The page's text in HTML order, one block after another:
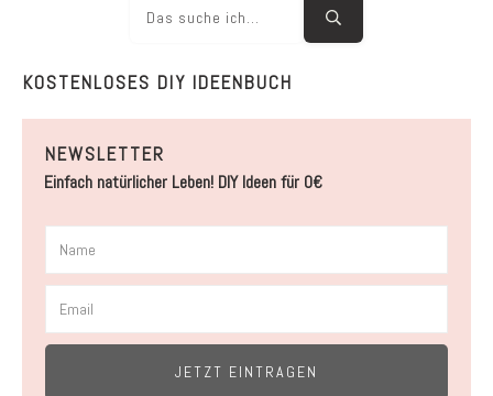
KOSTENLOSES DIY IDEENBUCH
NEWSLETTER
Einfach natürlicher Leben! DIY Ideen für 0€
JETZT EINTRAGEN